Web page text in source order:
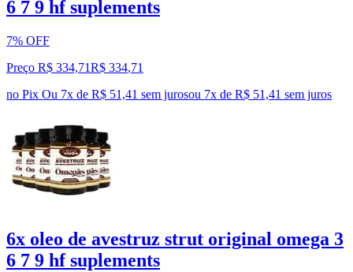
6 7 9 hf suplements
7% OFF
Preço R$ 334,71R$ 334,71
no Pix Ou 7x de R$ 51,41 sem jurosou 7x de R$ 51,41 sem juros
6x oleo de avestruz strut original omega 3
6 7 9 hf suplements